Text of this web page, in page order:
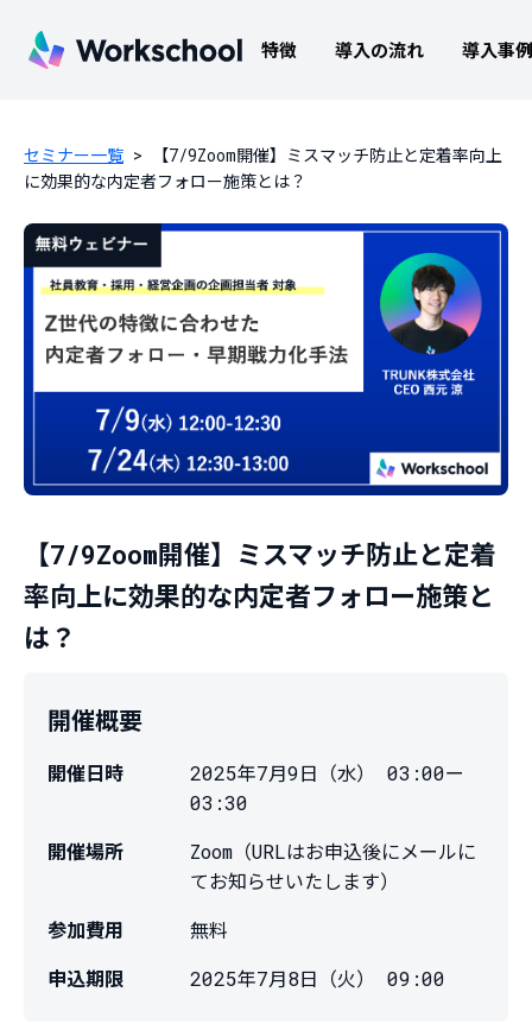
特徴 導入の流れ 導入事例
セミナー一覧 >
【7/9Zoom開催】ミスマッチ防止と定着率向上
に効果的な内定者フォロー施策とは？
【7/9Zoom開催】ミスマッチ防止と定着
率向上に効果的な内定者フォロー施策と
は？
開催概要
開催日時 2025年7月9日（水） 03:00ー
03:30
開催場所
Zoom（URLはお申込後にメールに
てお知らせいたします）
参加費用
無料
申込期限
2025年7月8日（火） 09:00